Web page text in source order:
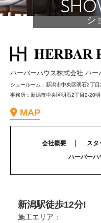
シ
ハーバーハウス株式会社 ハー
ショールーム：新潟市中央区明石2丁
事務所：新潟市中央区明石2丁目2-20
MAP
会社概要 スタ
ハーバーハ
新潟駅徒歩12分!
施工エリア：